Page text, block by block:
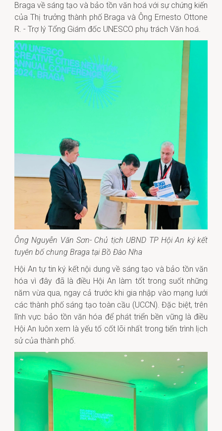
Braga về sáng tạo và bảo tồn văn hoá với sự chứng kiến
của Thị trưởng thành phố Braga và Ông Ernesto Ottone
R. - Trợ lý Tổng Giám đốc UNESCO phụ trách Văn hoá.
Ông Nguyễn Văn Sơn- Chủ tịch UBND TP Hội An ký kết
tuyên bố chung Braga tại Bồ Đào Nha
Hội An tự tin ký kết nội dung về sáng tạo và bảo tồn văn
hóa vì đây đã là điều Hội An làm tốt trong suốt những
năm vừa qua, ngay cả trước khi gia nhập vào mạng lưới
các thành phố sáng tạo toàn cầu (UCCN). Đặc biệt, trên
lĩnh vực bảo tồn văn hóa để phát triển bền vững là điều
Hội An luôn xem là yếu tố cốt lõi nhất trong tiến trình lịch
sử của thành phố.